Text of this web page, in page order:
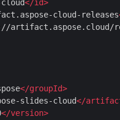
</id>
cloud-releases
artifact.aspose.cloud/
</groupId>
slides-cloud</
</version>